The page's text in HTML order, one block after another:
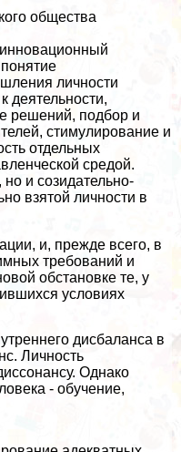
общества
инновационный
личности
деятельности,
решений, подбор и
стимулирование и
отдельных
средой.
и созида­тельно-
взятой личности в
и, прежде всего, в
требований и
обстановке те, у
условиях
дисбаланса в
Личность
Однако
- обучение,